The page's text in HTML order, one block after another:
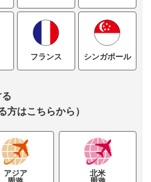
フランス シンガポール
方はこちらから）
アジア
北米